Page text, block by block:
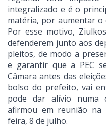
integralizado e é o
matéria, por aumentar
Por esse motivo,
defenderem junto aos
pleitos, de modo a
e garantir que a PEC
Câmara antes das
bolso do prefeito, vai
pode dar alívio numa
afirmou em reunião na
feira, 8 de julho.